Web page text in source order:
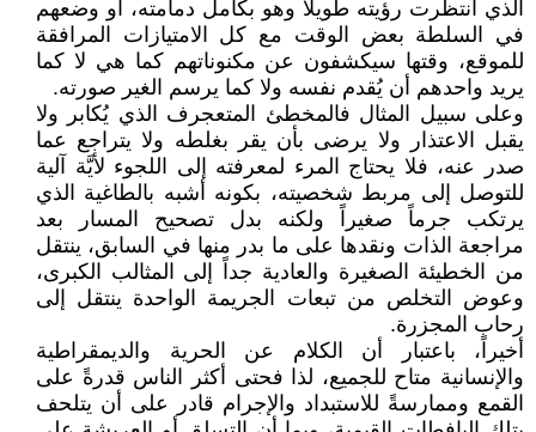
الذي انتظرت رؤيته طويلاً وهو بكامل دمامته، أو وضعهم
في السلطة بعض الوقت مع كل الامتيازات المرافقة
للموقع، وقتها سيكشفون عن مكنوناتهم كما هي لا كما
يريد واحدهم أن يُقدم نفسه ولا كما يرسم الغير صورته.
وعلى سبيل المثال فالمخطئ المتعجرف الذي يُكابر ولا
يقبل الاعتذار ولا يرضى بأن يقر بغلطه ولا يتراجع عما
صدر عنه، فلا يحتاج المرء لمعرفته إلى اللجوء لأيَّة آلية
للتوصل إلى مربط شخصيته، بكونه أشبه بالطاغية الذي
يرتكب جرماً صغيراً ولكنه بدل تصحيح المسار بعد
مراجعة الذات ونقدها على ما بدر منها في السابق، ينتقل
من الخطيئة الصغيرة والعادية جداً إلى المثالب الكبرى،
وعوض التخلص من تبعات الجريمة الواحدة ينتقل إلى
رحاب المجزرة.
أخيراً، باعتبار أن الكلام عن الحرية والديمقراطية
والإنسانية متاح للجميع، لذا فحتى أكثر الناس قدرةً على
القمع وممارسةً للاستبداد والإجرام قادر على أن يتلحف